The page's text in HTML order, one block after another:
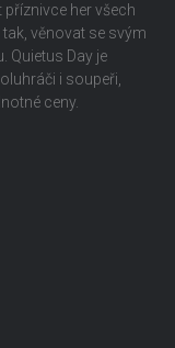
her všech
věnovat se svým
Quietus Day je
i soupeři,
ceny.